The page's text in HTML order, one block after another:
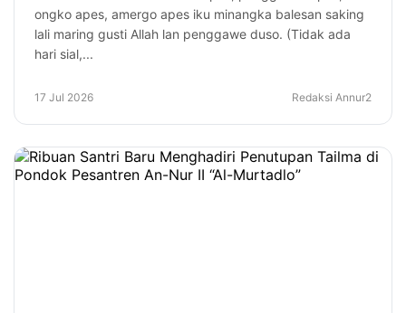
ongko apes, amergo apes iku minangka balesan saking
lali maring gusti Allah lan penggawe duso. (Tidak ada
hari sial,...
17 Jul 2026 Redaksi Annur2